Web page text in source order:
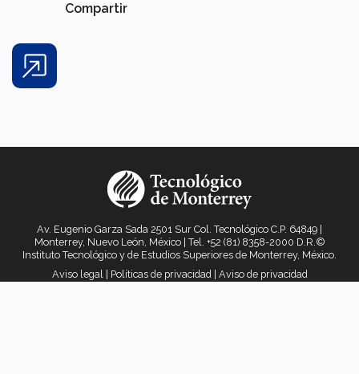
Share
Compartir
Av. Eugenio Garza Sada 2501 Sur Col. Tecnológico C.P. 64849 |
Monterrey, Nuevo León, México | Tel. +52 (81) 8358-2000 D.R.©
Instituto Tecnológico y de Estudios Superiores de Monterrey, México.
Aviso legal
Políticas de privacidad Aviso de privacidad